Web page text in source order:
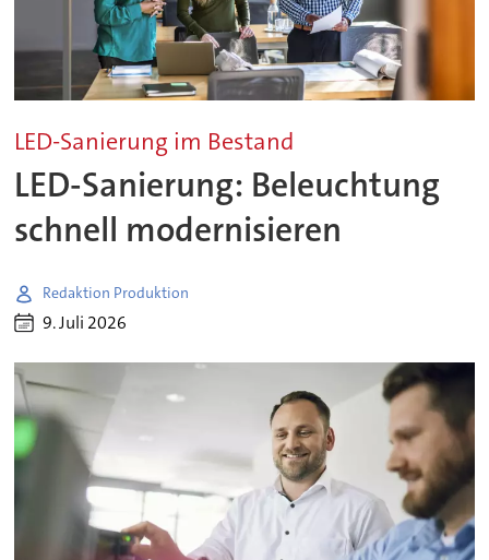
LED-Sanierung im Bestand
LED-Sanierung: Beleuchtung
schnell modernisieren
Redaktion Produktion
9. Juli 2026